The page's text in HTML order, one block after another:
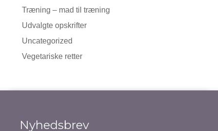
Træning – mad til træning
Udvalgte opskrifter
Uncategorized
Vegetariske retter
Nyhedsbrev